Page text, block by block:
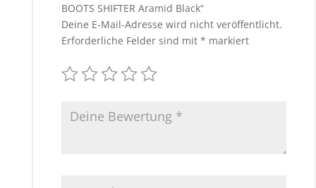
BOOTS SHIFTER Aramid Black“
Deine E-Mail-Adresse wird nicht veröffentlicht.
Erforderliche Felder sind mit * markiert